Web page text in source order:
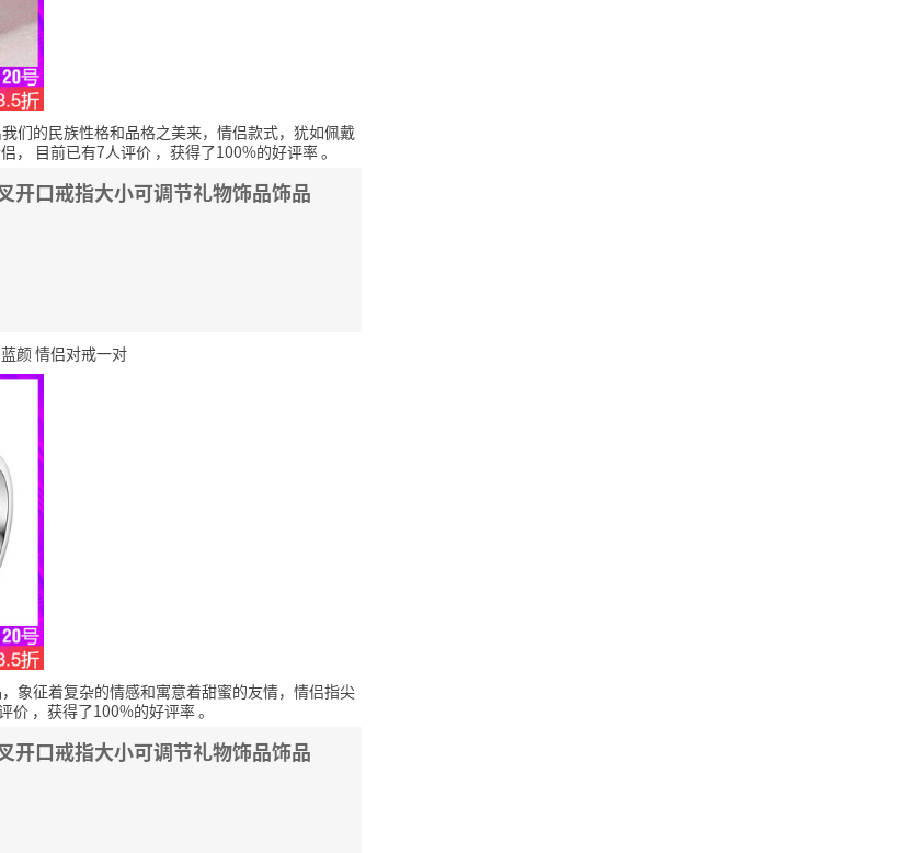
们的民族性格和品格之美来，情侣款式，犹如佩戴
， 目前已有7人评价 ，获得了100%的好评率。
开口戒指大小可调节礼物饰品饰品
颜 情侣对戒一对
象征着复杂的情感和寓意着甜蜜的友情，情侣指尖
价 ，获得了100%的好评率。
开口戒指大小可调节礼物饰品饰品